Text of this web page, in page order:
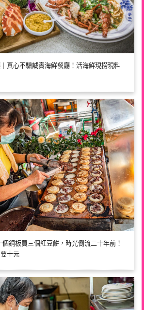
真心不騙誠實海鮮餐廳！活海鮮現撈現料
銅板買三個紅豆餅，時光倒流二十年前！
十元